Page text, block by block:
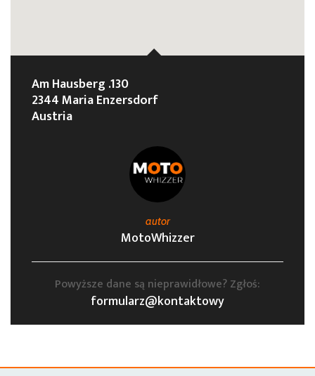
Am Hausberg .130
2344 Maria Enzersdorf
Austria
autor
MotoWhizzer
Powyższe dane są nieprawidłowe? Zgłoś:
formularz@kontaktowy